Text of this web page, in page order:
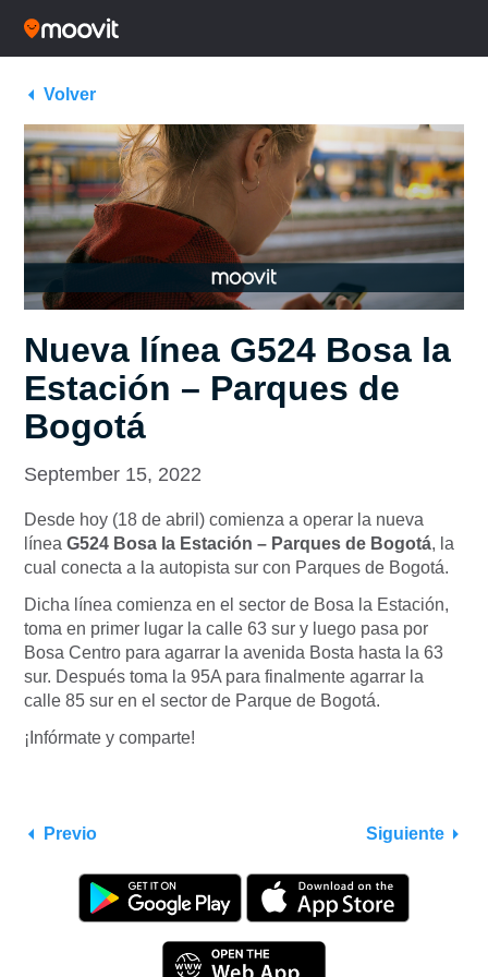
Volver
Nueva línea G524 Bosa la
Estación – Parques de
Bogotá
September 15, 2022
Desde hoy (18 de abril) comienza a operar la nueva
línea G524 Bosa la Estación – Parques de Bogotá, la
cual conecta a la autopista sur con Parques de Bogotá.
Dicha línea comienza en el sector de Bosa la Estación,
toma en primer lugar la calle 63 sur y luego pasa por
Bosa Centro para agarrar la avenida Bosta hasta la 63
sur. Después toma la 95A para finalmente agarrar la
calle 85 sur en el sector de Parque de Bogotá.
¡Infórmate y comparte!
Previo Siguiente